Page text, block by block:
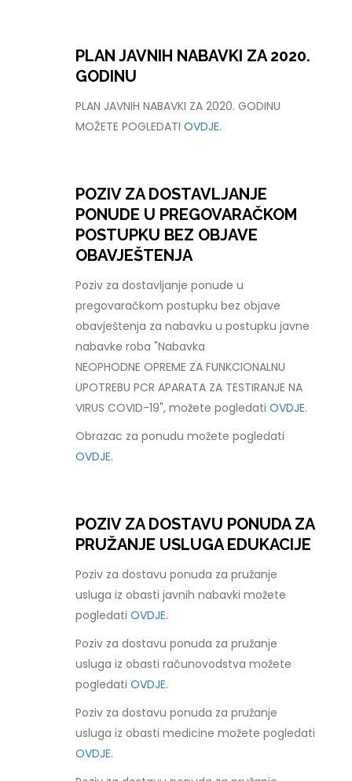
PLAN JAVNIH NABAVKI ZA 2020.
GODINU
PLAN JAVNIH NABAVKI ZA 2020. GODINU
MOŽETE POGLEDATIOVDJE.
POZIV ZA DOSTAVLJANJE
PONUDE U PREGOVARAČKOM
POSTUPKU BEZ OBJAVE
OBAVJEŠTENJA
Poziv za dostavljanje ponude u
pregovaračkom postupku bez objave
obavještenja za nabavku u postupku javne
nabavke roba "Nabavka
NEOPHODNE OPREME ZA FUNKCIONALNU
UPOTREBU PCR APARATA ZA TESTIRANJE NA
VIRUS COVID-19", možete pogledatiOVDJE.
Obrazac za ponudu možete pogledati
OVDJE.
POZIV ZA DOSTAVU PONUDA ZA
PRUŽANJE USLUGA EDUKACIJE
Poziv za dostavu ponuda za pružanje
usluga iz obasti javnih nabavki možete
pogledatiOVDJE.
Poziv za dostavu ponuda za pružanje
usluga iz obasti računovodstva možete
pogledatiOVDJE.
Poziv za dostavu ponuda za pružanje
usluga iz obasti medicine možete pogledati
OVDJE.